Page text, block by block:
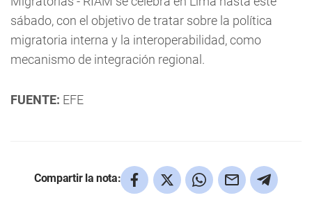
sábado, con el objetivo de tratar sobre la política
migratoria interna y la interoperabilidad, como
mecanismo de integración regional.
FUENTE: EFE
Compartir la nota: